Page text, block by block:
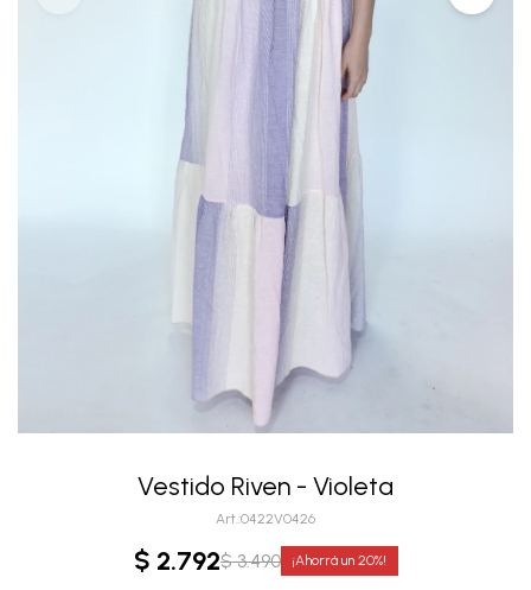
Vestido Riven - Violeta
0422V0426
$ 2.792$ 3.490 20